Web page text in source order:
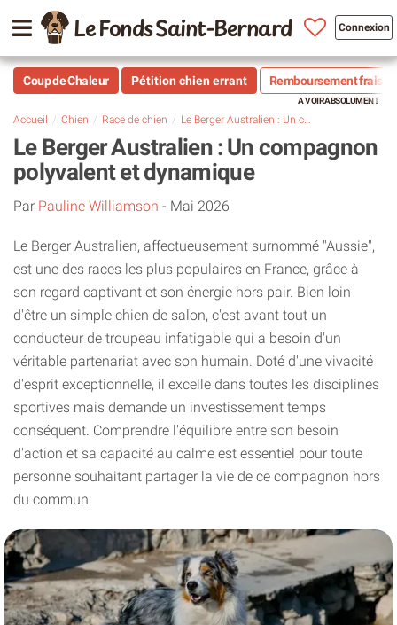
Le Fonds Saint-Bernard Connexion
Coup de Chaleur Pétition chien errant Remboursement frais
Accueil Chien Race de chien Le Berger Australien : Un compagnon polyvalent et dynamique
Le Berger Australien : Un compagnon
polyvalent et dynamique
Par Pauline Williamson - Mai 2026
Le Berger Australien, affectueusement surnommé "Aussie",
est une des races les plus populaires en France, grâce à
son regard captivant et son énergie hors pair. Bien loin
d'être un simple chien de salon, c'est avant tout un
conducteur de troupeau infatigable qui a besoin d'un
véritable partenariat avec son humain. Doté d'une vivacité
d'esprit exceptionnelle, il excelle dans toutes les disciplines
sportives mais demande un investissement temps
conséquent. Comprendre l'équilibre entre son besoin
d'action et sa capacité au calme est essentiel pour toute
personne souhaitant partager la vie de ce compagnon hors
du commun.